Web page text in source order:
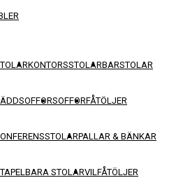
KONTORSSTOLARBARSTOLAR
SOFFORFÅTÖLJER
PALLAR & BÄNKAR
STOLARVILFÅTÖLJER